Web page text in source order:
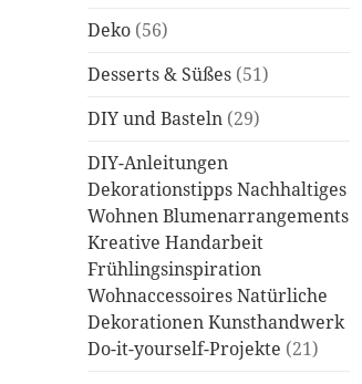
Deko (56)
Desserts & Süßes (51)
DIY und Basteln (29)
DIY-Anleitungen
Dekorationstipps Nachhaltiges
Wohnen Blumenarrangements
Kreative Handarbeit
Frühlingsinspiration
Wohnaccessoires Natürliche
Dekorationen Kunsthandwerk
Do-it-yourself-Projekte (21)